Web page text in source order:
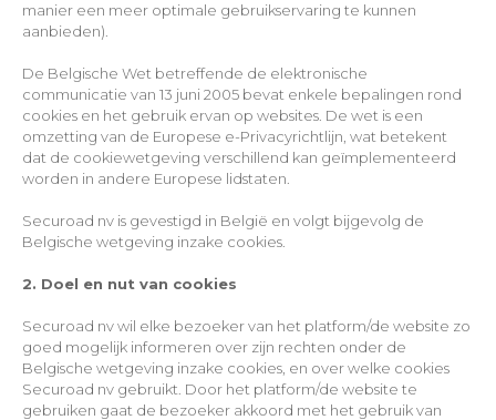
manier een meer optimale gebruikservaring te kunnen
aanbieden).
De Belgische Wet betreffende de elektronische
communicatie van 13 juni 2005 bevat enkele bepalingen rond
cookies en het gebruik ervan op websites. De wet is een
omzetting van de Europese e-Privacyrichtlijn, wat betekent
dat de cookiewetgeving verschillend kan geïmplementeerd
worden in andere Europese lidstaten.
Securoad nv is gevestigd in België en volgt bijgevolg de
Belgische wetgeving inzake cookies.
2. Doel en nut van cookies
Securoad nv wil elke bezoeker van het platform/de website zo
goed mogelijk informeren over zijn rechten onder de
Belgische wetgeving inzake cookies, en over welke cookies
Securoad nv gebruikt. Door het platform/de website te
gebruiken gaat de bezoeker akkoord met het gebruik van